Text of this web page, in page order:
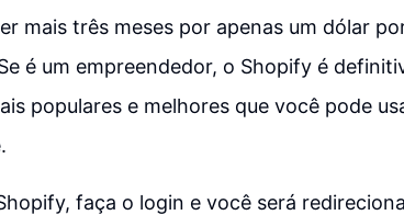
mais três meses por apenas um dólar
é um empreendedor, o Shopify é
populares e melhores que você pode
faça o login e você será